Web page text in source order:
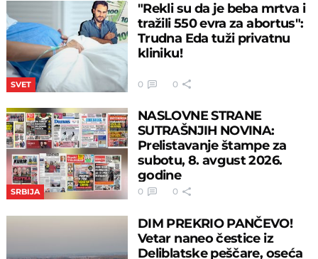
SVET
"Rekli su da je beba mrtva i
tražili 550 evra za abortus":
Trudna Eda tuži privatnu
kliniku!
0 0
SRBIJA
NASLOVNE STRANE
SUTRAŠNJIH NOVINA:
Prelistavanje štampe za
subotu, 8. avgust 2026.
godine
0 0
DIM PREKRIO PANČEVO!
Vetar naneo čestice iz
Deliblatske peščare, oseća